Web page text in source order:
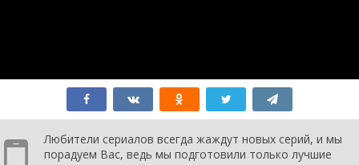
Любители сериалов всегда жаждут новых серий, и мы
порадуем Вас, ведь мы подготовили только лучшие